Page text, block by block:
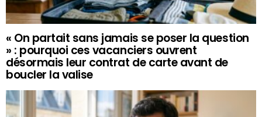
« On partait sans jamais se poser la question
» : pourquoi ces vacanciers ouvrent
désormais leur contrat de carte avant de
boucler la valise